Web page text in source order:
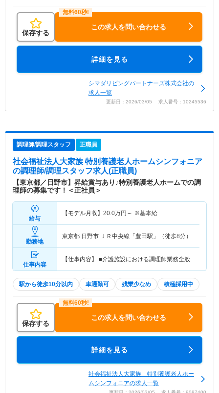
保存する
この求人を問い合わせる
詳細を見る
シマダリビングパートナーズ株式会社の
求人一覧
更新日：2026/03/05 求人番号：10245536
調理師/調理スタッフ 正職員
社会福祉法人大家族 特別養護老人ホームシンフォニア
の調理師/調理スタッフ求人(正職員)
【東京都／日野市】昇給賞与あり♪特別養護老人ホームでの調
理師の募集です！＜正社員＞
給与
【モデル月収】 20.0万円～ ※基本給
勤務地
東京都 日野市 ＪＲ中央線「豊田駅」（徒歩8分）
仕事内容
【仕事内容】 ■介護施設における調理師業務全般
駅から徒歩10分以内 車通勤可 残業少なめ 積極採用中
保存する
この求人を問い合わせる
詳細を見る
社会福祉法人大家族 特別養護老人ホー
ムシンフォニアの求人一覧